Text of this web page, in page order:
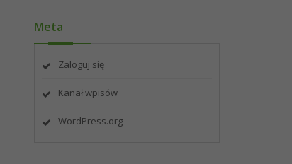
Meta
Zaloguj się
Kanał wpisów
WordPress.org